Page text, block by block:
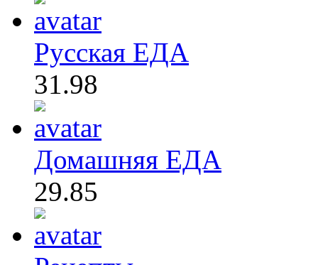
Русская ЕДА
31.98
Домашняя ЕДА
29.85